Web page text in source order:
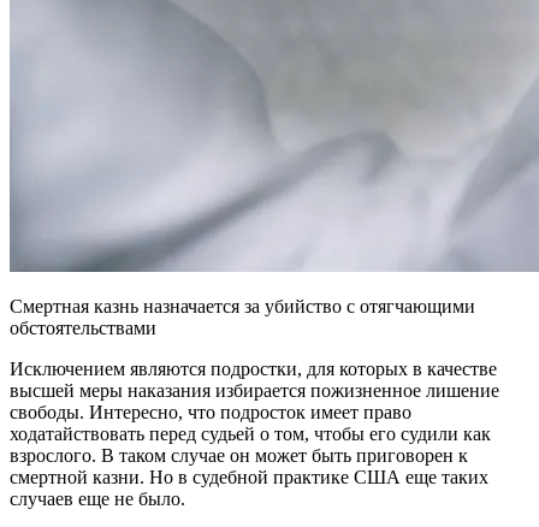
Смертная казнь назначается за убийство с отягчающими
обстоятельствами
Исключением являются подростки, для которых в качестве
высшей меры наказания избирается пожизненное лишение
свободы. Интересно, что подросток имеет право
ходатайствовать перед судьей о том, чтобы его судили как
взрослого. В таком случае он может быть приговорен к
смертной казни. Но в судебной практике США еще таких
случаев еще не было.